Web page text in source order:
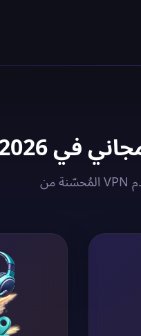
أطلق العنان لكامل إمكانات الإنترنت الصربي مع خوادم VPN المُحسّنة من